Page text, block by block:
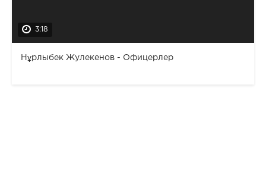
3:18
Нұрлыбек Жулекенов - Офицерлер